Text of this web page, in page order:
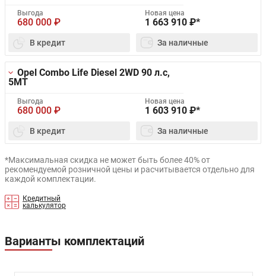
Выгода
680 000 ₽
Новая цена
1 663 910 ₽*
В кредит За наличные
Opel Combo Life Diesel 2WD 90 л.с,
5MT
Выгода
680 000 ₽
Новая цена
1 603 910 ₽*
В кредит За наличные
*Максимальная скидка не может быть более 40% от
рекомендуемой розничной цены и расчитывается отдельно для
каждой комплектации.
Кредитный
калькулятор
Варианты комплектаций